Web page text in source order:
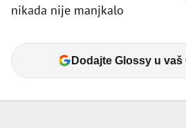
nikada nije manjkalo
Dodajte Glossy u